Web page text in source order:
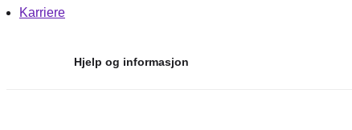
Karriere
Hjelp og informasjon